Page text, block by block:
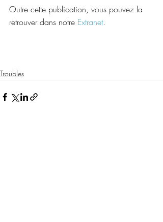
Outre cette publication, vous pouvez la
retrouver dans notre Extranet.
Troubles